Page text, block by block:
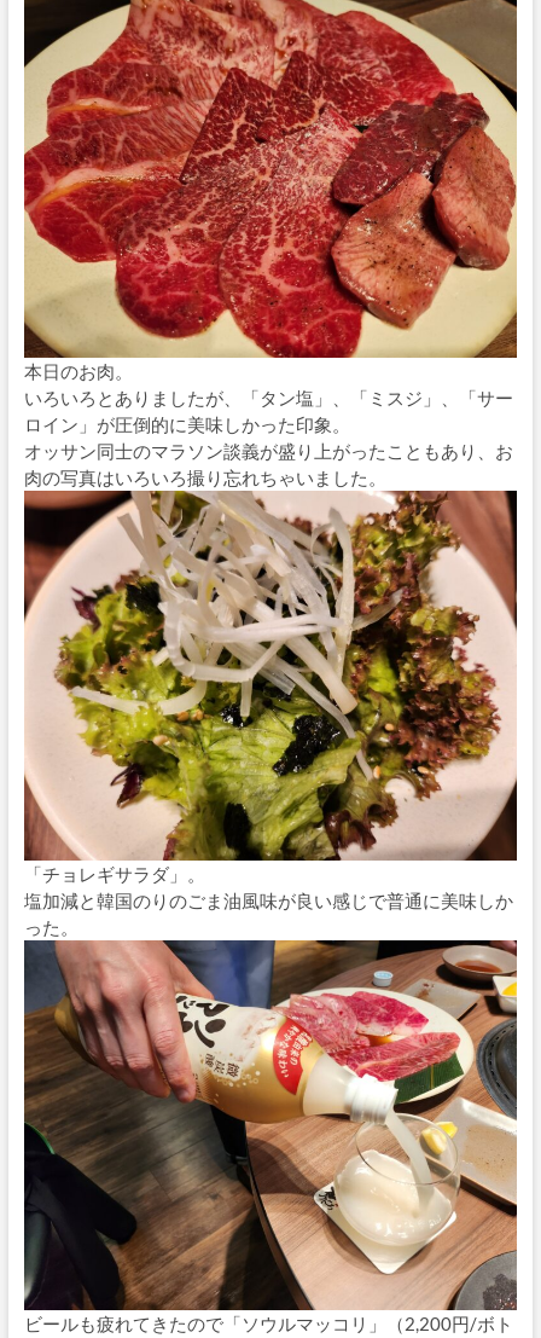
本日のお肉。
いろいろとありましたが、「タン塩」、「ミスジ」、「サー
ロイン」が圧倒的に美味しかった印象。
オッサン同士のマラソン談義が盛り上がったこともあり、お
肉の写真はいろいろ撮り忘れちゃいました。
「チョレギサラダ」。
塩加減と韓国のりのごま油風味が良い感じで普通に美味しか
った。
ビールも疲れてきたので「ソウルマッコリ」（2,200円/ボト